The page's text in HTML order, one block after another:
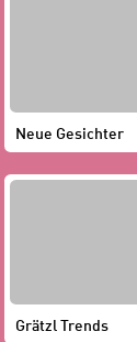
Neue Gesichter
Grätzl Trends